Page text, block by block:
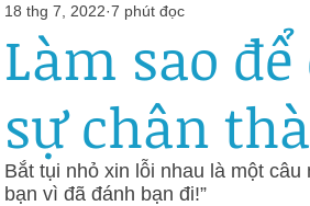
Làm sao
sự chân
18 thg 7, 2022 7 phút đọc
Bắt tụi nhỏ xin lỗi nhau là một
bạn vì đã đánh bạn đi!”